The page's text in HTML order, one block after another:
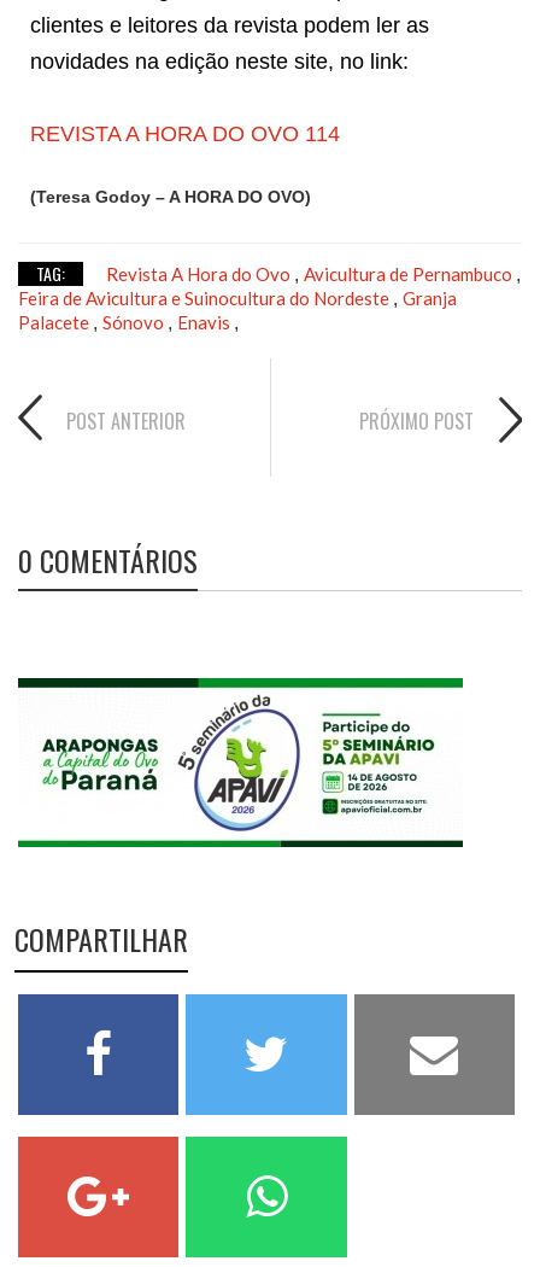
clientes e leitores da revista podem ler as
novidades na edição neste site, no link:
REVISTA A HORA DO OVO 114
(Teresa Godoy – A HORA DO OVO)
TAG: Revista A Hora do Ovo , Avicultura de Pernambuco ,
Feira de Avicultura e Suinocultura do Nordeste , Granja
Palacete , Sónovo , Enavis ,
POST ANTERIOR PRÓXIMO POST
0 COMENTÁRIOS
COMPARTILHAR